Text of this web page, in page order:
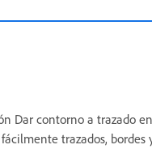
Dar contorno a trazado
trazados, bordes